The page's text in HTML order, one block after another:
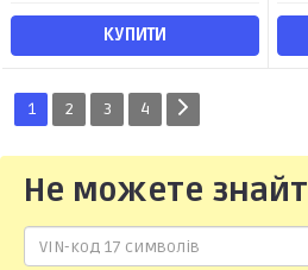
КУПИТИ
1 2 3 4
Не можете